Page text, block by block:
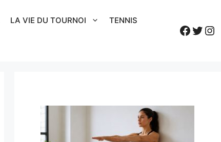
LA VIE DU TOURNOI TENNIS